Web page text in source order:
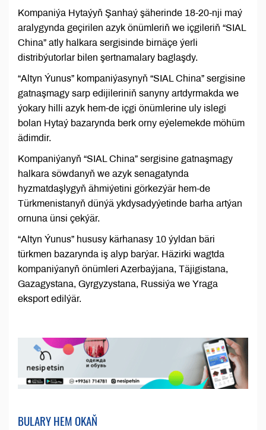
Kompaniýa Hytaýyň Şanhaý şäherinde 18-20-nji maý
aralygynda geçirilen azyk önümleriň we içgileriň “SIAL
China” atly halkara sergisinde birnäçe ýerli
distribýutorlar bilen şertnamalary baglaşdy.
“Altyn Ýunus” kompaniýasynyň “SIAL China” sergisine
gatnaşmagy sarp edijileriniň sanyny artdyrmakda we
ýokary hilli azyk hem-de içgi önümlerine uly islegi
bolan Hytaý bazarynda berk orny eýelemekde möhüm
ädimdir.
Kompaniýanyň “SIAL China” sergisine gatnaşmagy
halkara söwdanyň we azyk senagatynda
hyzmatdaşlygyň ähmiýetini görkezýär hem-de
Türkmenistanyň dünýä ykdysadyýetinde barha artýan
ornuna ünsi çekýär.
“Altyn Ýunus” hususy kärhanasy 10 ýyldan bäri
türkmen bazarynda iş alyp barýar. Häzirki wagtda
kompaniýanyň önümleri Azerbaýjana, Täjigistana,
Gazagystana, Gyrgyzystana, Russiýa we Yraga
eksport edilýär.
BULARY HEM OKAŇ